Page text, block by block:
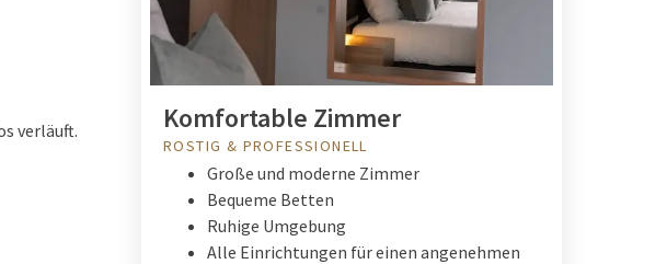
verläuft.
Komfortable Zimmer
ROSTIG & PROFESSIONELL
Große und moderne Zimmer
Bequeme Betten
Ruhige Umgebung
Alle Einrichtungen für einen angenehmen